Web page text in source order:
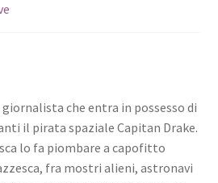
giornalista che entra in possesso di
il pirata spaziale Capitan Drake.
lo fa piombare a capofitto
fra mostri alieni, astronavi